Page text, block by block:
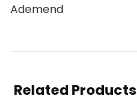
Ademend
Related Products